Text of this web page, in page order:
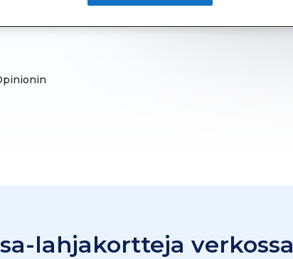
lahjakortteja verkossa